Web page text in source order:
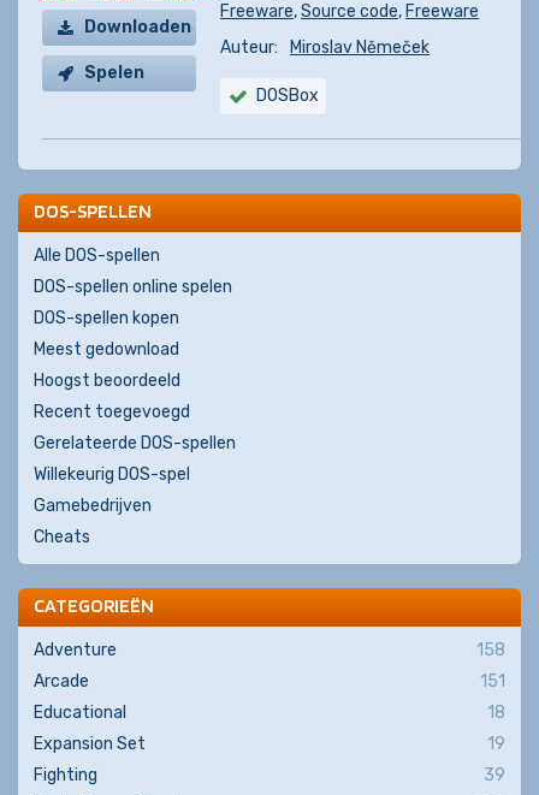
Downloaden
Spelen
Freeware,Source code, Freeware
Auteur:
Miroslav Němeček
DOSBox
DOS-SPELLEN
Alle DOS-spellen
DOS-spellen online spelen
DOS-spellen kopen
Meest gedownload
Hoogst beoordeeld
Recent toegevoegd
Gerelateerde DOS-spellen
Willekeurig DOS-spel
Gamebedrijven
Cheats
CATEGORIEËN
Adventure
158
Arcade
151
Educational
18
Expansion Set
19
Fighting
39